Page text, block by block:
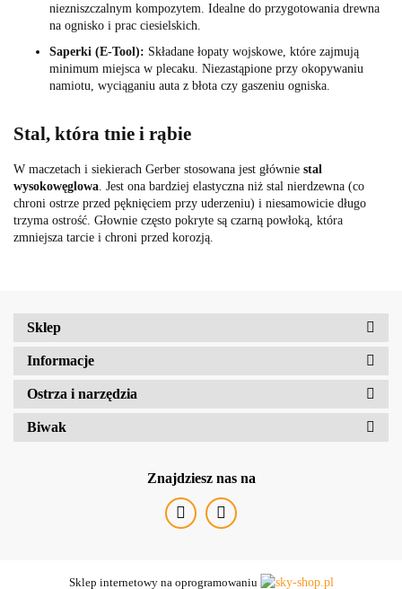
niezniszczalnym kompozytem. Idealne do przygotowania drewna
na ognisko i prac ciesielskich.
Saperki (E-Tool): Składane łopaty wojskowe, które zajmują
minimum miejsca w plecaku. Niezastąpione przy okopywaniu
namiotu, wyciąganiu auta z błota czy gaszeniu ogniska.
Stal, która tnie i rąbie
W maczetach i siekierach Gerber stosowana jest głównie stal
wysokowęglowa . Jest ona bardziej elastyczna niż stal nierdzewna (co
chroni ostrze przed pęknięciem przy uderzeniu) i niesamowicie długo
trzyma ostrość. Głownie często pokryte są czarną powłoką, która
zmniejsza tarcie i chroni przed korozją.
Sklep
Informacje
Ostrza i narzędzia
Biwak
Znajdziesz nas na
Sklep internetowy na oprogramowaniu